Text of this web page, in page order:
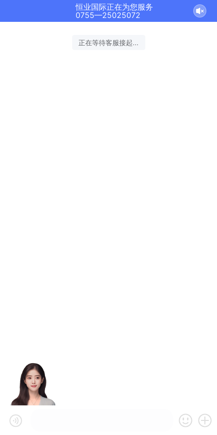
恒业国际正在为您服务
0755—25025072
正在等待客服接起...